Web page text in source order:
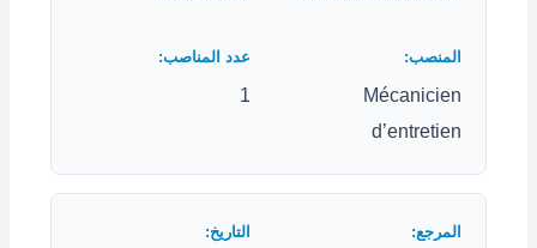
Mécanicien
d’entretien
1